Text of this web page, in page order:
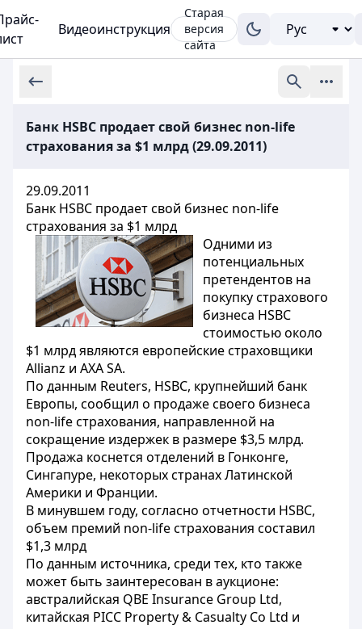
Видеоинструкция
Старая
версия
сайта
Банк HSBC продает свой бизнес non-life
страхования за $1 млрд (29.09.2011)
29.09.2011
Банк HSBC продает свой бизнес non-life
страхования за $1 млрд
Одними из
потенциальных
претендентов на
покупку страхового
бизнеса HSBC
стоимостью около
$1 млрд являются европейские страховщики
Allianz и AXA SA.
По данным Reuters, HSBC, крупнейший банк
Европы, сообщил о продаже своего бизнеса
non-life страхования, направленной на
сокращение издержек в размере $3,5 млрд.
Продажа коснется отделений в Гонконге,
Сингапуре, некоторых странах Латинской
Америки и Франции.
В минувшем году, согласно отчетности HSBC,
объем премий non-life страхования составил
$1,3 млрд
По данным источника, среди тех, кто также
может быть заинтересован в аукционе:
австралийская QBE Insurance Group Ltd,
китайская PICC Property & Casualty Co Ltd и